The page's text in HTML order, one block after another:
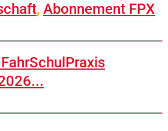
, Abonnement FPX